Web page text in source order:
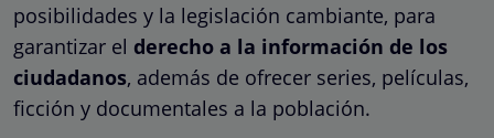
posibilidades y la legislación cambiante, para
garantizar el derecho a la información de los
ciudadanos, además de ofrecer series, películas,
ficción y documentales a la población.